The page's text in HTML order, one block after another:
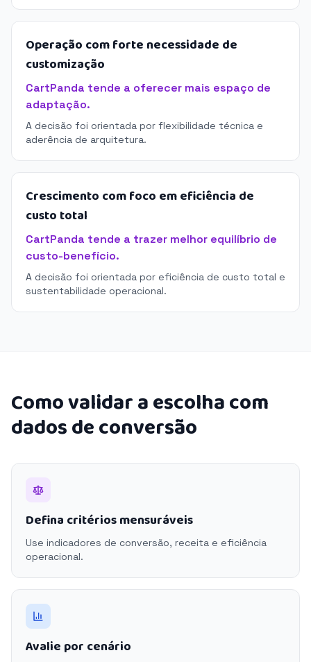
Operação com forte necessidade de
customização
CartPanda tende a oferecer mais espaço de
adaptação.
A decisão foi orientada por flexibilidade técnica e
aderência de arquitetura.
Crescimento com foco em eficiência de
custo total
CartPanda tende a trazer melhor equilíbrio de
custo-benefício.
A decisão foi orientada por eficiência de custo total e
sustentabilidade operacional.
Como validar a escolha com
dados de conversão
Defina critérios mensuráveis
Use indicadores de conversão, receita e eficiência
operacional.
Avalie por cenário